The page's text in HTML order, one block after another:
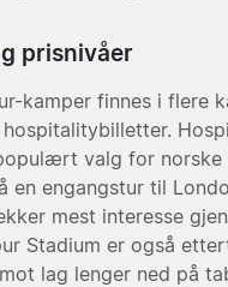
prisnivåer
kamper finnes i flere
valg for norske
en engangstur til
mest interesse
Stadium er også
lag lenger ned på